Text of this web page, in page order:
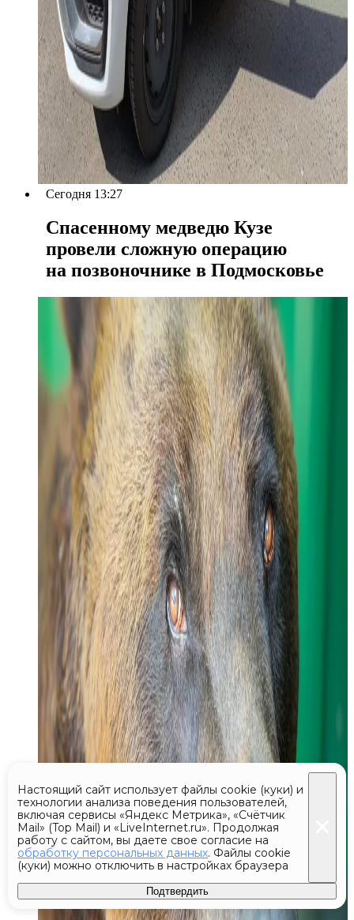
Сегодня 13:27
Спасенному медведю Кузе
провели сложную операцию
на позвоночнике в Подмосковье
Настоящий сайт использует файлы cookie (куки) и
технологии анализа поведения пользователей,
включая сервисы «Яндекс Метрика», «Счётчик
Mail» (Top Mail) и «LiveInternet.ru». Продолжая
работу с сайтом, вы даете свое согласие на
обработку персональных данных. Файлы cookie
(куки) можно отключить в настройках браузера
Подтвердить